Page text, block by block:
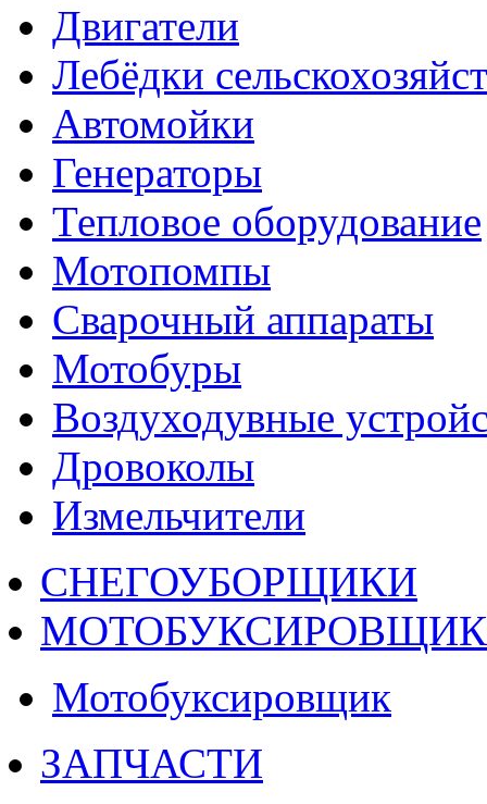
Двигатели
Лебёдки
Автомойки
Генераторы
Тепловое оборудование
Мотопомпы
Сварочный аппараты
Мотобуры
Воздуходувные
Дровоколы
Измельчители
СНЕГОУБОРЩИКИ
Мотобуксировщик
ЗАПЧАСТИ